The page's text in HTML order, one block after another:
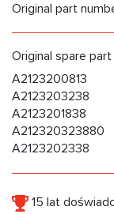
Original part
Original spare
A2123200813
A2123203238
A2123201838
A212320323880
A2123202338
15 lat